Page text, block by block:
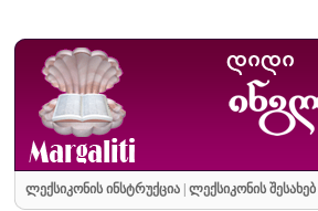
ლექსიკონის ინსტრუქცია| ლექსიკონის შესახებ|